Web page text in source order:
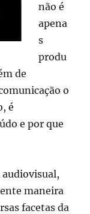
não é
apena
s
produ
de
o
é
e por que
audiovisual,
maneira
facetas da